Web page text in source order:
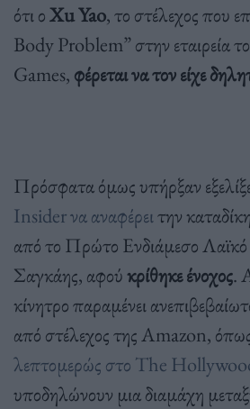
ότι οXu Yao, το στέλεχος που
Body Problem” στην εταιρεία
Games, φέρεται να τον είχε
Πρόσφατα όμως υπήρξαν
Insider να αναφέρειτην
από το Πρώτο Ενδιάμεσο Λαϊκό
Σαγκάης, αφούκρίθηκε ένοχος.
κίνητρο παραμένει
από στέλεχος της Amazon,
λεπτομερώς στο The
υποδηλώνουν μια διαμάχη